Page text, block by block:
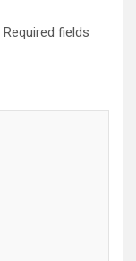
Required fields